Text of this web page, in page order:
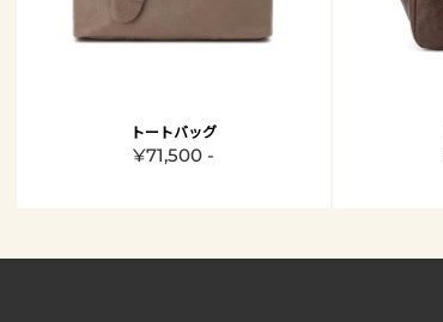
トートバッグ
¥71,500 -